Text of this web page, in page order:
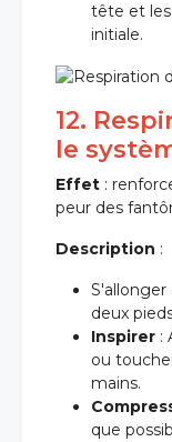
tête et les
initiale.
12.
le
Effet :
peur des
Description :
S'allonger
deux
Inspirer :
ou
mains.
que